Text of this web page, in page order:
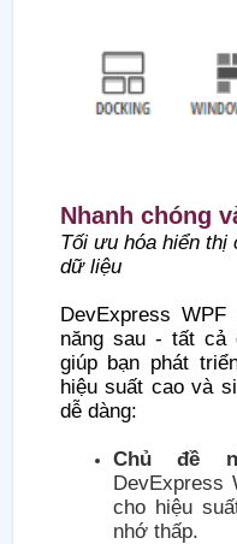
Nhanh chóng
Tối ưu hóa hiển
dữ liệu
DevExpress
năng sau - tất cả
giúp bạn phát
hiệu suất cao và
dễ dàng:
Chủ đề
DevExpress
cho hiệu
nhớ thấp.